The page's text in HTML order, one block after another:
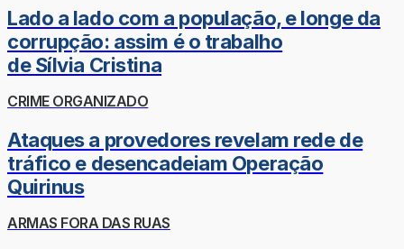
Lado a lado com a população, e longe da
corrupção: assim é o trabalho
de Sílvia Cristina
CRIME ORGANIZADO
Ataques a provedores revelam rede de
tráfico e desencadeiam Operação
Quirinus
ARMAS FORA DAS RUAS